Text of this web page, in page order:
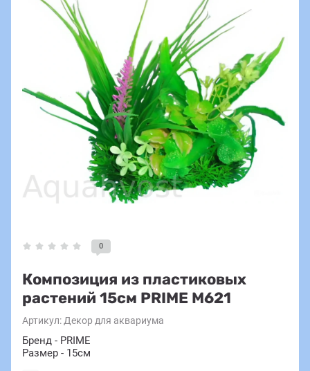
0
Композиция из пластиковых
растений 15см PRIME M621
Артикул: Декор для аквариума
Бренд - PRIME
Размер - 15см